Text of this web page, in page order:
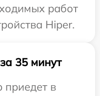
работ
Hiper.
35 минут
в